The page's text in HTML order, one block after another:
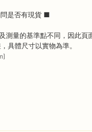
是否有現貨 ■
測量的基準點不同，因此頁
具體尺寸以實物為準。